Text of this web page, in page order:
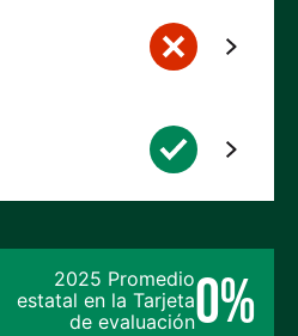
2025 Promedio
estatal en la Tarjeta
de evaluación0%